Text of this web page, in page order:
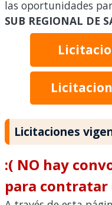
las oportunidades
SUB REGIONAL DE
Licitaciones
:( NO hay
para